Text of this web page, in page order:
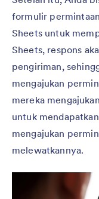
formulir
Sheets untuk
Sheets, respons
pengiriman,
mengajukan
mereka
untuk
mengajukan
melewatkannya.